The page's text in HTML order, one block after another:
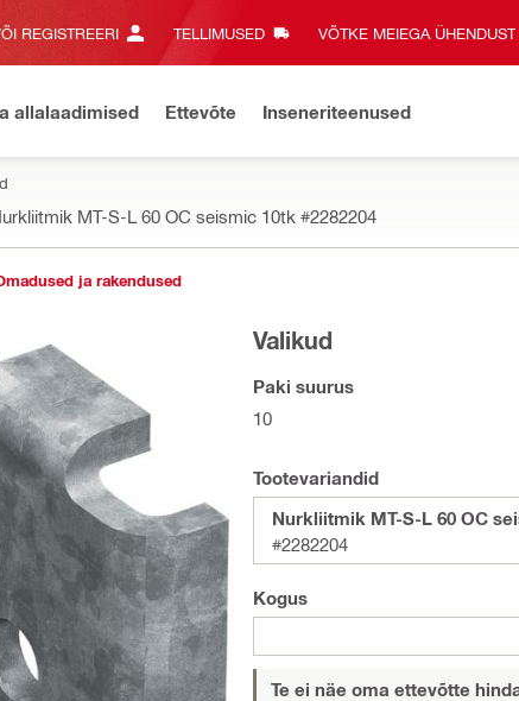
REGISTREERI TELLIMUSED VÕTKE MEIEGA ÜHENDUST‎
allalaadimised Ettevõte Inseneriteenused
MT-S-L 60 OC seismic 10tk #2282204
ja rakendused
Valikud
Paki suurus
10
Tootevariandid
Nurkliitmik MT-S-L 60 OC
#2282204
Kogus
Te ei näe oma ettevõtte